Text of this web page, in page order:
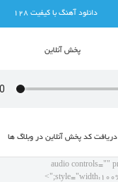
دانلود آهنگ با کيفيت 128
پخش آنلاين
دريافت کد پخش آنلاين در وبلاگ ها